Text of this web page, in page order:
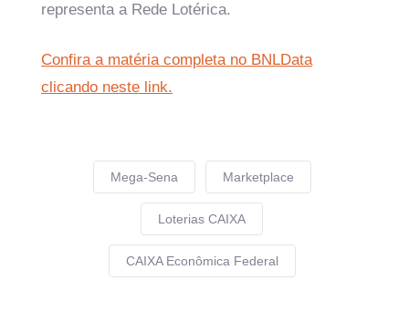
representa a Rede Lotérica.
Confira a matéria completa no BNLData
clicando neste link.
Mega-Sena Marketplace
Loterias CAIXA
CAIXA Econômica Federal